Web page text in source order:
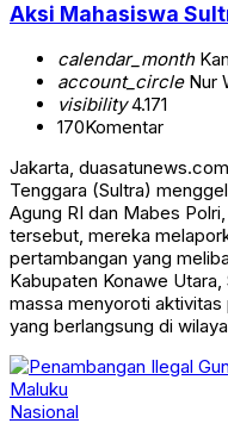
Aksi Mahasiswa
calendar_month
account_circleNur
visibility4.171
170Komentar
Jakarta,
Tenggara (Sultra)
Agung RI dan Mabes
tersebut, mereka
pertambangan yang
Kabupaten Konawe Utara,
massa menyoroti aktivitas
yang berlangsung di
Nasional